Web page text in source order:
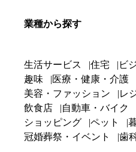
業種から探す
生活サービス 住宅 ビ
趣味
医療・健康・介護
美容・ファッション
レ
飲食店
自動車・バイク
ショッピング
ペット
冠婚葬祭・イベント
歯